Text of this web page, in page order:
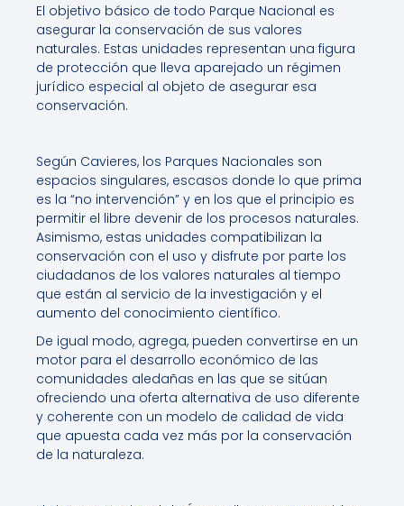
El objetivo básico de todo Parque Nacional es
asegurar la conservación de sus valores
naturales. Estas unidades representan una figura
de protección que lleva aparejado un régimen
jurídico especial al objeto de asegurar esa
conservación.
Según Cavieres, los Parques Nacionales son
espacios singulares, escasos donde lo que prima
es la “no intervención” y en los que el principio es
permitir el libre devenir de los procesos naturales.
Asimismo, estas unidades compatibilizan la
conservación con el uso y disfrute por parte los
ciudadanos de los valores naturales al tiempo
que están al servicio de la investigación y el
aumento del conocimiento científico.
De igual modo, agrega, pueden convertirse en un
motor para el desarrollo económico de las
comunidades aledañas en las que se sitúan
ofreciendo una oferta alternativa de uso diferente
y coherente con un modelo de calidad de vida
que apuesta cada vez más por la conservación
de la naturaleza.